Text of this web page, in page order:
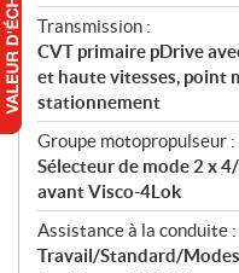
Transmission :
CVT primaire pDrive
et haute vitesses, point
stationnement
Groupe motopropulseur :
Sélecteur de mode 2 x
avant Visco-4Lok
Assistance à la conduite :
Travail/Standard/